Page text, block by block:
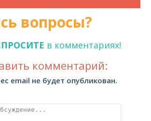
вопросы?
в комментариях!
комментарий:
email не будет опубликован.